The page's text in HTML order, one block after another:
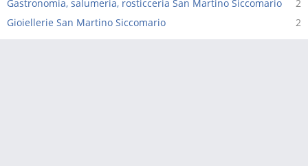
2
Gastronomia, salumeria, rosticceria San Martino Siccomario
2
Gioiellerie San Martino Siccomario